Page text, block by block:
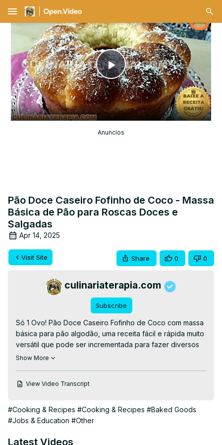
menu
Play
Video
Anuncios
Pão Doce Caseiro Fofinho de Coco - Massa
Básica de Pão para Roscas Doces e
Salgadas
Apr 14, 2025
Visit Site Share 0 0
culinariaterapia.com
Subscribe
Só 1 Ovo! Pão Doce Caseiro Fofinho de Coco com massa
básica para pão algodão, uma receita fácil e rápida muito
versátil que pode ser incrementada para fazer diversos
tipos de pães e roscas doces e salgadas do seu jeito.
#paodoce #roscadoce #culinariaterapia
Show More
View Video Transcript
#Cooking & Recipes #Cooking & Recipes #Baked Goods
#Jobs & Education #Other
Latest Videos